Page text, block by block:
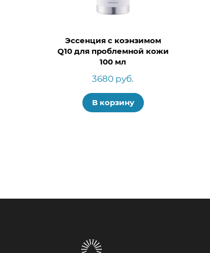
Эссенция с коэнзимом
Q10 для проблемной кожи
100 мл
3680 руб.
В корзину